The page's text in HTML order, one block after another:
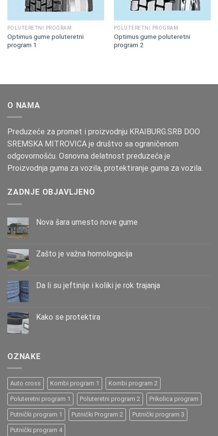
POLUTERETNI PROGRAM
Optimus gume poluteretni
program 1
POLUTERETNI PROGRAM
Optimus gume poluteretni
program 2
O NAMA
Preduzeće za promet i proizvodnju KRAIBURG.SRB DOO
SREMSKA MITROVICA je društvo sa ograničenom
odgovornošću. Osnovna delatnost preduzeća je
Proizvodnja guma za vozila, protektiranje guma za vozila.
ZADNJE OBJAVLJENO
Nova šara umesto nove gume
Zašto је važna homologacija
Da li su jeftinije i koliki je rok trajanja
Kako se protektira
OZNAKE
Auto cross Kombi program 1 Kombi program 2
Poluteretni program 1 Poluteretni program 2 Prikolica program
Putnički program 1 Putnički Program 2 Putnički program 3
Putnički program 4